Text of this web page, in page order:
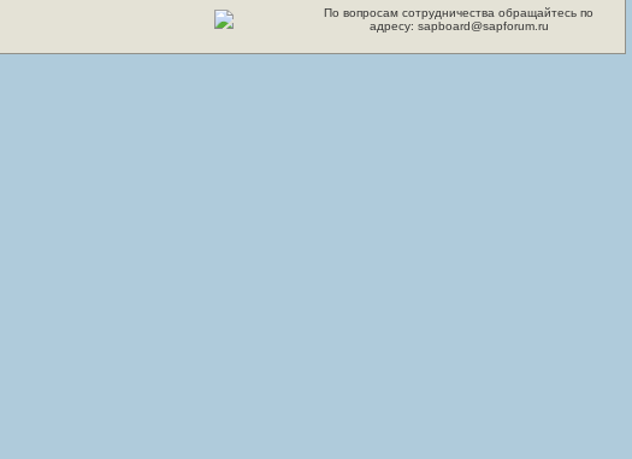
По вопросам сотрудничества обращайтесь по
адресу: sapboard@sapforum.ru